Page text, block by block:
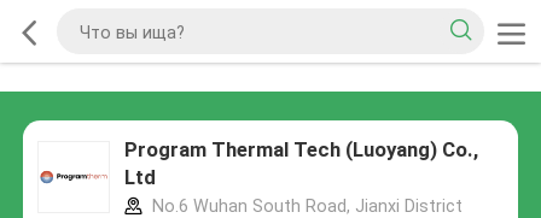
Program Thermal Tech (Luoyang) Co.,
Ltd
No.6 Wuhan South Road, Jianxi District